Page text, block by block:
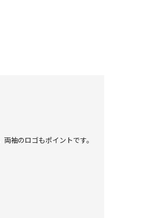
袖のロゴもポイントです。